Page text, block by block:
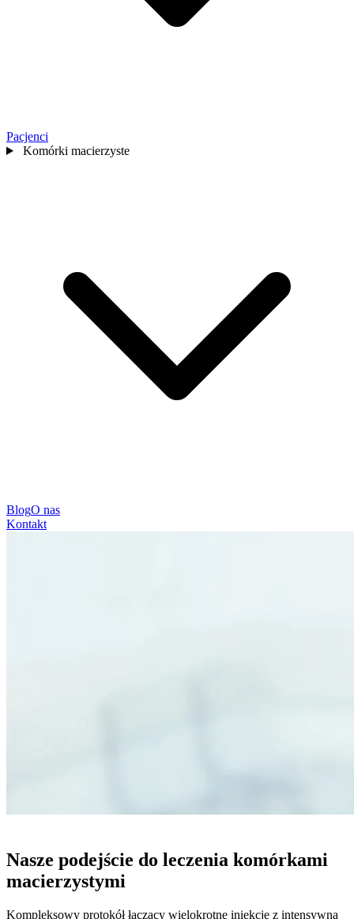
Pacjenci
Komórki macierzyste
BlogO nas
Kontakt
Nasze podejście do leczenia komórkami
macierzystymi
Kompleksowy protokół łączący wielokrotne iniekcje z intensywną